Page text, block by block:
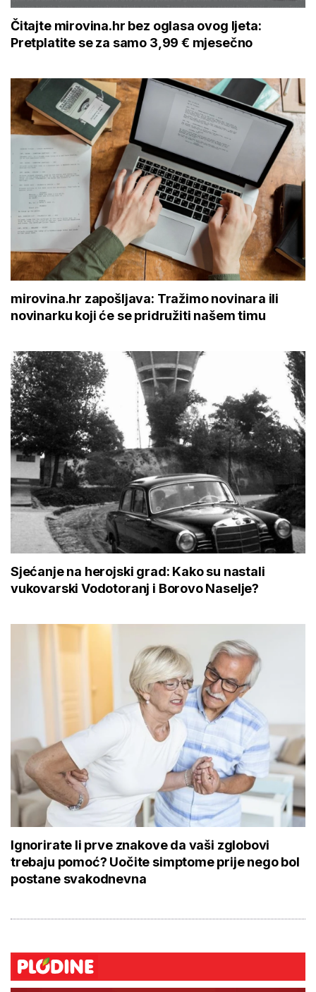
Čitajte mirovina.hr bez oglasa ovog ljeta:
Pretplatite se za samo 3,99 € mjesečno
mirovina.hr zapošljava: Tražimo novinara ili
novinarku koji će se pridružiti našem timu
Sjećanje na herojski grad: Kako su nastali
vukovarski Vodotoranj i Borovo Naselje?
Ignorirate li prve znakove da vaši zglobovi
trebaju pomoć? Uočite simptome prije nego bol
postane svakodnevna